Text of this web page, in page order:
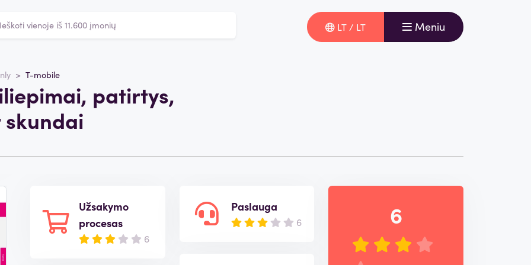
LT / LT Meniu
T-mobile
patirtys,
Užsakymo
procesas
6
Paslauga
6 6